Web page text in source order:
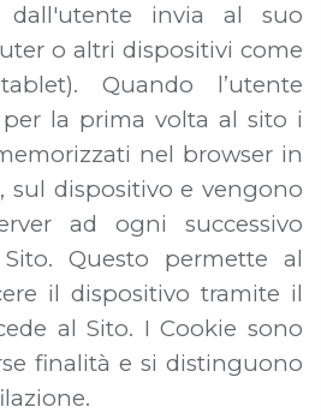
invia al suo
o altri dispositivi come
Quando l’utente
per la prima volta al sito i
nel browser in
sul dispositivo e vengono
ad ogni successivo
Questo permette al
il dispositivo tramite il
al Sito. I Cookie sono
finalità e si distinguono